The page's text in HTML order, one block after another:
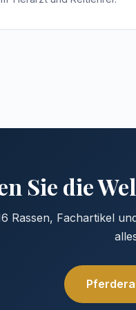
Sie die
Rassen, Fachartikel